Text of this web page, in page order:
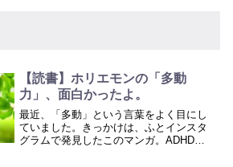
【読書】ホリエモンの「多動
力」、面白かったよ。
最近、「多動」という言葉をよく目にし
ていました。きっかけは、ふとインスタ
グラムで発見したこのマンガ。ADHDと